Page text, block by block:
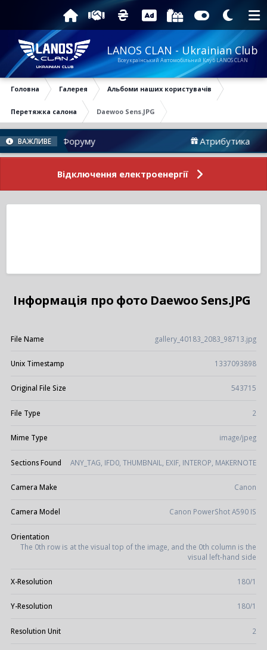
LANOS CLAN - Ukrainian Club
Всеукраїнський Автомобільний Клуб LANOS CLAN
Головна Галерея Альбоми наших користувачів
Перетяжка салона Daewoo Sens.JPG
ВАЖЛИВЕ
Новини Форуму Атрибутика
Відключення електроенергії
Інформація про фото Daewoo Sens.JPG
File Name gallery_40183_2083_98713.jpg
Unix Timestamp 1337093898
Original File Size 543715
File Type 2
Mime Type image/jpeg
Sections Found ANY_TAG, IFD0, THUMBNAIL, EXIF, INTEROP, MAKERNOTE
Camera Make Canon
Camera Model Canon PowerShot A590 IS
Orientation
The 0th row is at the visual top of the image, and the 0th column is the
visual left-hand side
X-Resolution 180/1
Y-Resolution 180/1
Resolution Unit 2